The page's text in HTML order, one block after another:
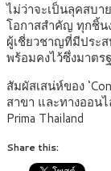
ไม่ว่าจะเป็นลุคสบา
โอกาสสำคัญ ทุกชิ้น
ผู้เชี่ยวชาญที่มีประ
พร้อมคงไว้ซึ่งมาต
สัมผัสเสน่ห์ของ
สาขา และทางออน
Prima Thailand
Share this: